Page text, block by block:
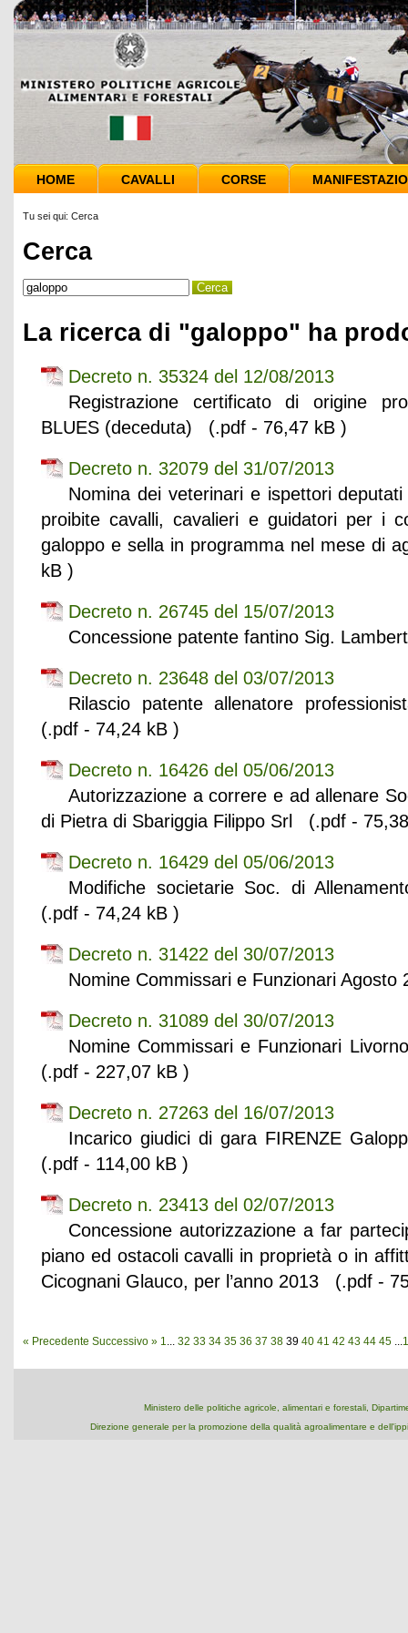
HOME CAVALLI CORSE
Tu sei qui: Cerca
Cerca
La ricerca di "galoppo" ha
Decreto n. 35324 del 12/08/2013
Registrazione certificato di origine
BLUES (deceduta) (.pdf - 76,47 kB )
Decreto n. 32079 del 31/07/2013
Nomina dei veterinari e ispettori
proibite cavalli, cavalieri e guidatori per i
galoppo e sella in programma nel mese di
kB )
Decreto n. 26745 del 15/07/2013
Concessione patente fantino Sig.
Decreto n. 23648 del 03/07/2013
Rilascio patente allenatore
(.pdf - 74,24 kB )
Decreto n. 16426 del 05/06/2013
Autorizzazione a correre e ad allenare
di Pietra di Sbariggia Filippo Srl (.pdf -
Decreto n. 16429 del 05/06/2013
Modifiche societarie Soc. di
(.pdf - 74,24 kB )
Decreto n. 31422 del 30/07/2013
Nomine Commissari e Funzionari
Decreto n. 31089 del 30/07/2013
Nomine Commissari e Funzionari
(.pdf - 227,07 kB )
Decreto n. 27263 del 16/07/2013
Incarico giudici di gara FIRENZE
(.pdf - 114,00 kB )
Decreto n. 23413 del 02/07/2013
Concessione autorizzazione a far
piano ed ostacoli cavalli in proprietà o in
Cicognani Glauco, per l’anno 2013 (.pdf -
« Precedente Successivo » 1... 32 33 34 35 36 37 38 39 40 41 42 43 44 45 ...
Ministero delle politiche agricole, alimentari e forestali,
Direzione generale per la promozione della qualità agroalimentare e